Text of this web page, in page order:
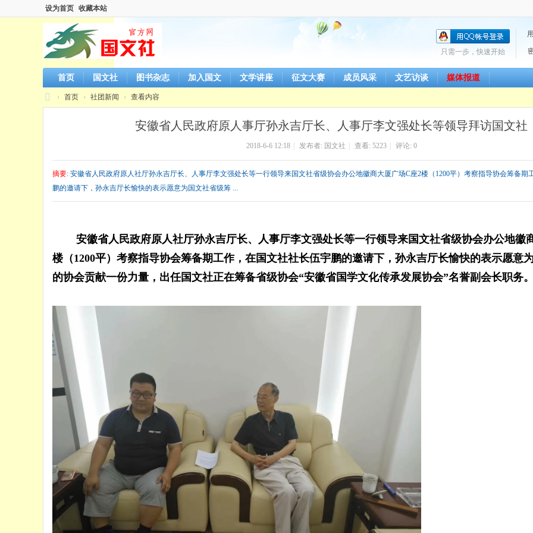
设为首页 收藏本站
只需一步，快速开始
首页 国文社 图书杂志 加入国文 文学讲座 征文大赛 成员风采 文艺访谈 媒体报道
› 首页 › 社团新闻 › 查看内容
安徽省人民政府原人事厅孙永吉厅长、人事厅李文强处长等领导拜访国文社
2018-6-6 12:18 发布者: 国文社 查看: 5223 评论: 0
摘要: 安徽省人民政府原人社厅孙永吉厅长、人事厅李文强处长等一行领导来国文社省级协会办公地徽商大厦广场C座2楼（1200平）考察指导协会筹备期
鹏的邀请下，孙永吉厅长愉快的表示愿意为国文社省级筹 ...
安徽省人民政府原人社厅孙永吉厅长、人事厅李文强处长等一行领导来国文社省级协会办公地徽
楼（1200平）考察指导协会筹备期工作， 在国文社社长伍宇鹏的邀请下， 孙永吉厅长愉快的表示愿意
的协会贡献一份力量，出任国文社正在筹备省级协会“安徽省国学文化传承发展协会”名誉副会长职务